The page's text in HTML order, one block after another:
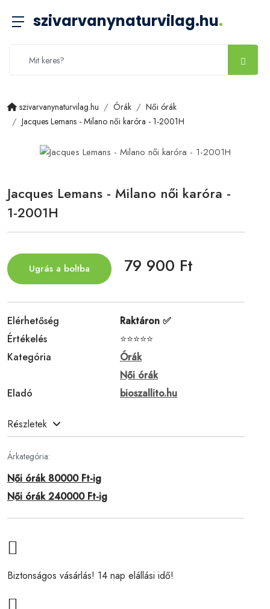
szivarvanynaturvilag.hu.
szivarvanynaturvilag.hu Órák
Női órák
Jacques Lemans - Milano női karóra - 1-2001H
Jacques Lemans - Milano női karóra -
1-2001H
Ugrás a boltba 79 900 Ft
Elérhetőség
Raktáron ✅
Értékelés
⭐⭐⭐⭐⭐
Kategória
Órák
Női órák
Eladó
bioszallito.hu
Részletek
Árkategória:
Női órák 80000 Ft-ig
Női órák 240000 Ft-ig
Biztonságos vásárlás! 14 nap elállási idő!